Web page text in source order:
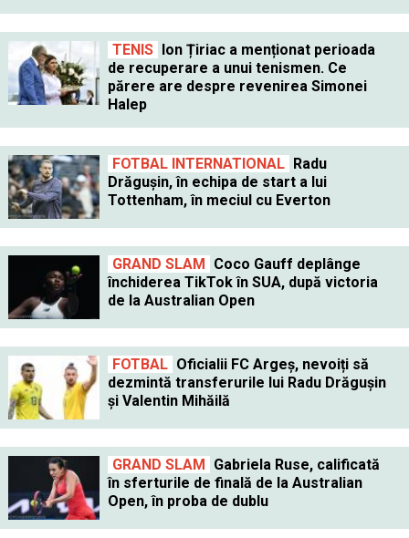
TENIS Ion Țiriac a menționat perioada
de recuperare a unui tenismen. Ce
părere are despre revenirea Simonei
Halep
FOTBAL INTERNATIONAL Radu
Drăgușin, în echipa de start a lui
Tottenham, în meciul cu Everton
GRAND SLAM Coco Gauff deplânge
închiderea TikTok în SUA, după victoria
de la Australian Open
FOTBAL Oficialii FC Argeș, nevoiți să
dezmintă transferurile lui Radu Drăgușin
și Valentin Mihăilă
GRAND SLAM Gabriela Ruse, calificată
în sferturile de finală de la Australian
Open, în proba de dublu